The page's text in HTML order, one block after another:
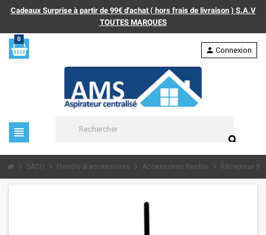
Cadeaux Surprise à partir de 99€ d'achat ( hors frais de livraison ) S.A.V
TOUTES MARQUES
0
view_headline
search
person Connexion
chevron_right SACH chevron_right Flexible & accessoires chevron_right Accessoires flexible chevron_right Récepteur